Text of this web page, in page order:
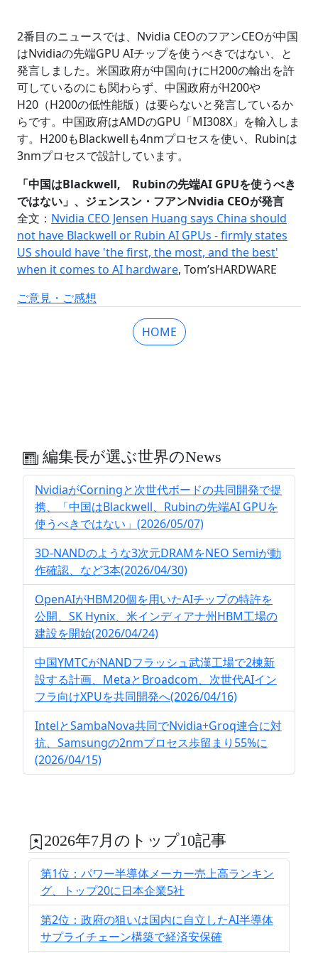
2番目のニュースでは、Nvidia CEOのフアンCEOが中国
はNvidiaの先端GPU AIチップを使うべきではない、と
発言しました。米国政府が中国向けにH200の輸出を許
可しているのにも関わらず、中国政府がH200や
H20（H200の低性能版）は要らないと発言しているか
らです。中国政府はAMDのGPU「MI308X」を輸入しま
す。H200もBlackwellも4nmプロセスを使い、Rubinは
3nmプロセスで設計しています。
「中国はBlackwell, Rubinの先端AI GPUを使うべき
ではない」、ジェンスン・フアンNvidia CEOが発言
全文： Nvidia CEO Jensen Huang says China should
not have Blackwell or Rubin AI GPUs - firmly states
US should have 'the first, the most, and the best'
when it comes to AI hardware, Tom’sHARDWARE
ご意見・ご感想
HOME
編集長が選ぶ世界のNews
NvidiaがCorningと次世代ボードの共同開発で提
携、「中国はBlackwell、Rubinの先端AI GPUを
使うべきではない」(2026/05/07)
3D-NANDのような3次元DRAMをNEO Semiが動
作確認、など3本(2026/04/30)
OpenAIがHBM20個を用いたAIチップの特許を
公開、SK Hynix、米インディアナ州HBM工場の
建設を開始(2026/04/24)
中国YMTCがNANDフラッシュ武漢工場で2棟新
設する計画、MetaとBroadcom、次世代AIイン
フラ向けXPUを共同開発へ(2026/04/16)
IntelとSambaNova共同でNvidia+Groq連合に対
抗、Samsungの2nmプロセス歩留まり55%に
(2026/04/15)
2026年7月のトップ10記事
第1位：パワー半導体メーカー売上高ランキン
グ、トップ20に日本企業5社
第2位：政府の狙いは国内に自立したAI半導体
サプライチェーン構築で経済安保確